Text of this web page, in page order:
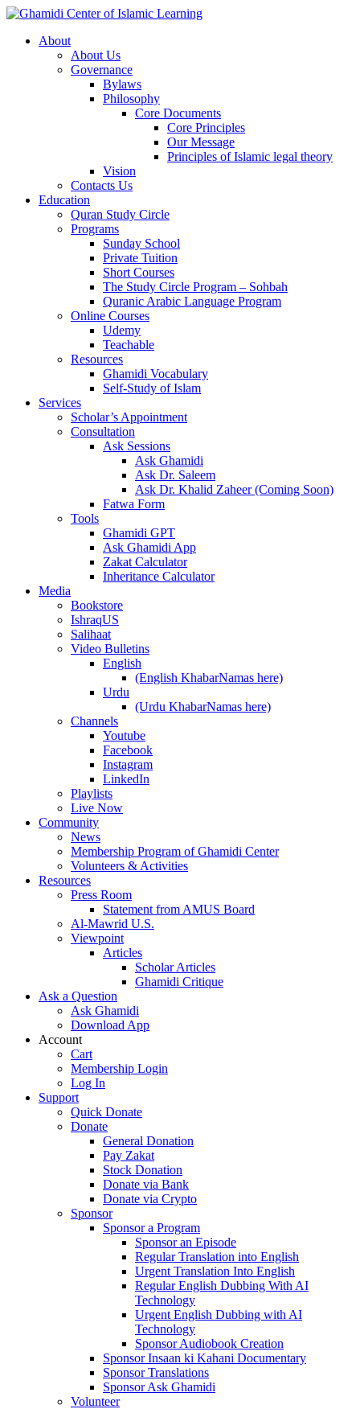
About
About Us
Governance
Bylaws
Philosophy
Core Documents
Core Principles
Our Message
Principles of Islamic legal theory
Vision
Contacts Us
Education
Quran Study Circle
Programs
Sunday School
Private Tuition
Short Courses
The Study Circle Program – Sohbah
Quranic Arabic Language Program
Online Courses
Udemy
Teachable
Resources
Ghamidi Vocabulary
Self-Study of Islam
Services
Scholar’s Appointment
Consultation
Ask Sessions
Ask Ghamidi
Ask Dr. Saleem
Ask Dr. Khalid Zaheer (Coming Soon)
Fatwa Form
Tools
Ghamidi GPT
Ask Ghamidi App
Zakat Calculator
Inheritance Calculator
Media
Bookstore
IshraqUS
Salihaat
Video Bulletins
English
(English KhabarNamas here)
Urdu
(Urdu KhabarNamas here)
Channels
Youtube
Facebook
Instagram
LinkedIn
Playlists
Live Now
Community
News
Membership Program of Ghamidi Center
Volunteers & Activities
Resources
Press Room
Statement from AMUS Board
Al-Mawrid U.S.
Viewpoint
Articles
Scholar Articles
Ghamidi Critique
Ask a Question
Ask Ghamidi
Download App
Account
Cart
Membership Login
Log In
Support
Quick Donate
Donate
General Donation
Pay Zakat
Stock Donation
Donate via Bank
Donate via Crypto
Sponsor
Sponsor a Program
Sponsor an Episode
Regular Translation into English
Urgent Translation Into English
Regular English Dubbing With AI
Technology
Urgent English Dubbing with AI
Technology
Sponsor Audiobook Creation
Sponsor Insaan ki Kahani Documentary
Sponsor Translations
Sponsor Ask Ghamidi
Volunteer